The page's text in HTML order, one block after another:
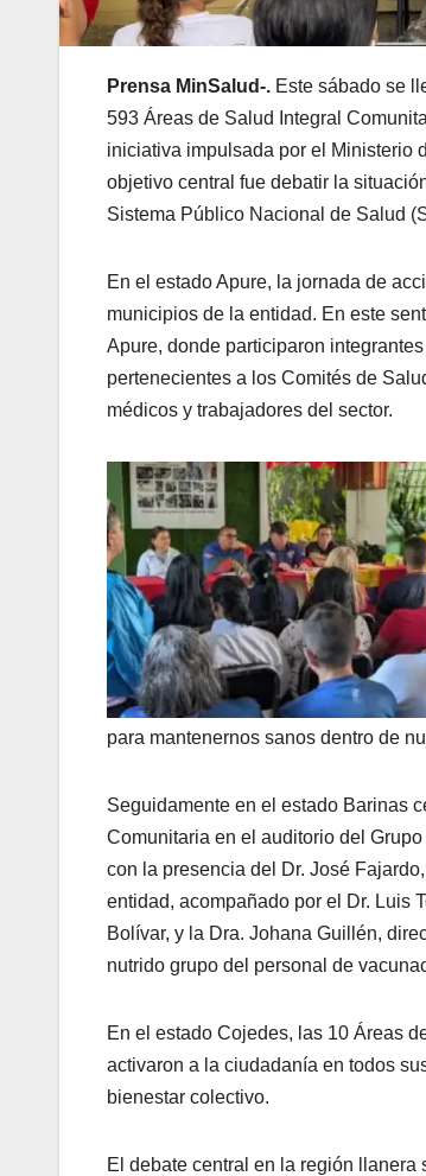
Prensa MinSalud-. Este sábado se
593 Áreas de Salud Integral
iniciativa impulsada por el Ministerio
objetivo central fue debatir la
Sistema Público Nacional de Salud
En el estado Apure, la jornada de
municipios de la entidad. En este
Apure, donde participaron
pertenecientes a los Comités de
médicos y trabajadores del sector.
para mantenernos sanos dentro de
Seguidamente en el estado Barinas
Comunitaria en el auditorio del
con la presencia del Dr. José
entidad, acompañado por el Dr. Luis
Bolívar, y la Dra. Johana Guillén,
nutrido grupo del personal de
En el estado Cojedes, las 10 Áreas
activaron a la ciudadanía en todos
bienestar colectivo.
​El debate central en la región